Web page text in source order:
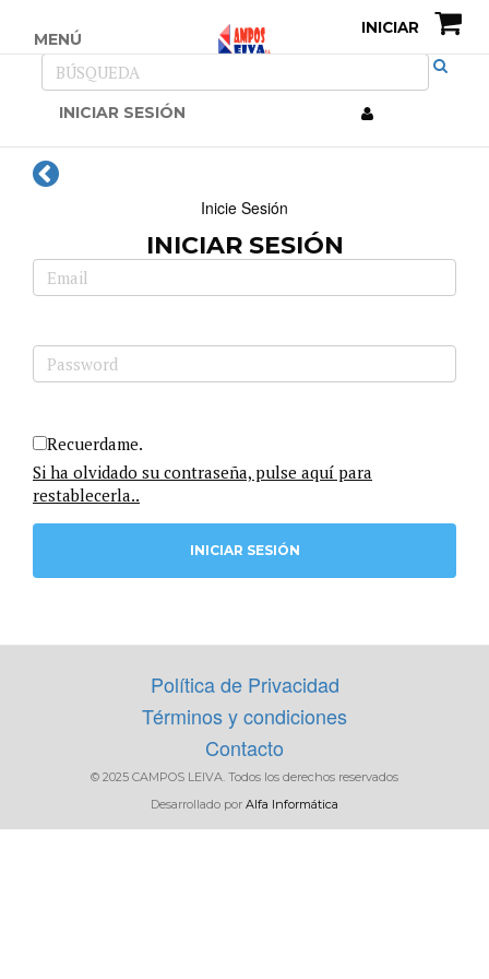
MENÚ
INICIAR
INICIAR SESIÓN
Inicie Sesión
INICIAR SESIÓN
Recuerdame.
Si ha olvidado su contraseña, pulse aquí para
restablecerla..
Política de Privacidad
Términos y condiciones
Contacto
© 2025 CAMPOS LEIVA. Todos los derechos reservados
Desarrollado por Alfa Informática